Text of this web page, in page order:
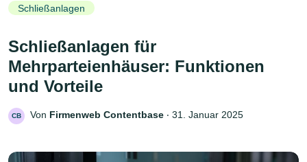
Schließanlagen
Schließanlagen für
Mehrparteienhäuser: Funktionen
und Vorteile
CB Von Firmenweb Contentbase ‧ 31. Januar 2025